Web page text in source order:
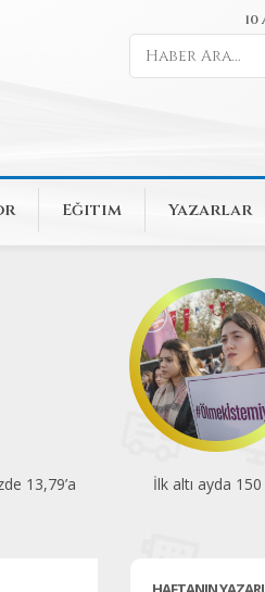
10
Eğitim Yazarlar
13,79’a
İlk altı ayda